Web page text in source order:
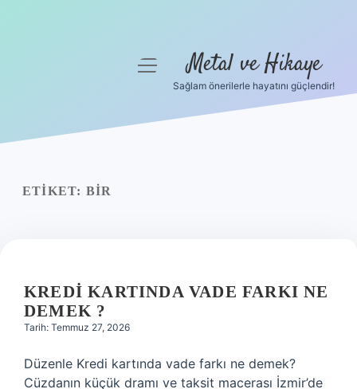
Yasal Uyarı
menüyüMetal ve Hikaye
Sağlam önerilerle hayatını güçlendir!
ETIKET: BIR
KREDI KARTINDA VADE FARKI NE
DEMEK ?
Tarih: Temmuz 27, 2026
Düzenle Kredi kartında vade farkı ne demek?
Cüzdanın küçük dramı ve taksit macerası İzmir’de